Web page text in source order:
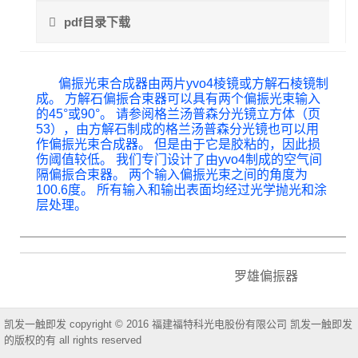
pdf目录下载
偏振光束合成器由两片yvo4棱镜或方解石棱镜制
成。 方解石偏振合束器可以具有两个偏振光束输入
的45°或90°。 请参阅格兰汤普森分光镜立方体（页
53），由方解石制成的格兰汤普森分光镜也可以用
作偏振光束合成器。 但是由于它是胶粘的，因此损
伤阈值较低。 我们专门设计了由yvo4制成的空气间
隔偏振合束器。 两个输入偏振光束之间的角度为
100.6度。 所有输入和输出表面均经过光学抛光和涂
层处理。
罗雄偏振器
凯发一触即发 copyright © 2016 福建福特科光电股份有限公司 凯发一触即发
的版权的有 all rights reserved